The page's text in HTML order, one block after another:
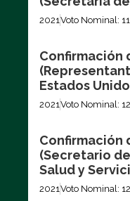
2021Voto Nominal:
Confirmación
Estados
2021Voto Nominal:
Confirmación
(Secretario
Salud y
2021Voto Nominal: